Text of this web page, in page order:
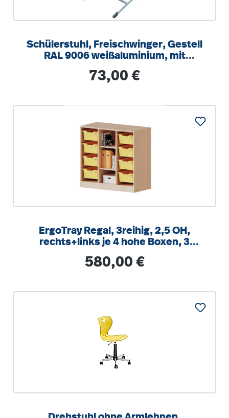
Schülerstuhl, Freischwinger, Gestell
RAL 9006 weißaluminium, mit
Regulärer Preis:
73,00 €
ErgoTray Regal, 3reihig, 2,5 OH,
rechts+links je 4 hohe Boxen, 3
B/H/T104,5x100x40cm
Regulärer Preis:
580,00 €